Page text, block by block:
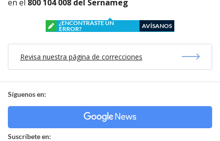
en el 800 104 008 del Sernameg
¿ENCONTRASTE UN
ERROR?
AVÍSANOS
Revisa nuestra página de correcciones
Síguenos en:
Suscríbete en: